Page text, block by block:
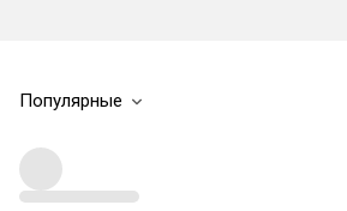
Популярные